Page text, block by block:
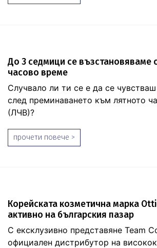
До 3 седмици се възстановяваме
часово време
Случвало ли ти се е да се
след преминаването към лятното
(ЛЧВ)?
прочети повече >
Корейската козметична марка
активно на българския пазар
С ексклузивно представяне Team
официален дистрибутор на